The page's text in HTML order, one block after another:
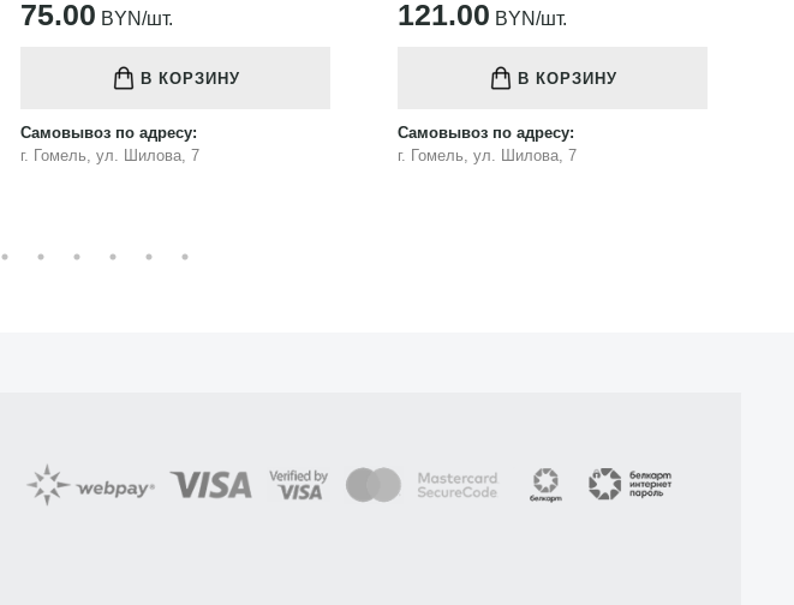
75.00 BYN/шт.
В КОРЗИНУ
Самовывоз по адресу:
г. Гомель, ул. Шилова, 7
121.00 BYN/шт.
В КОРЗИНУ
Самовывоз по адресу:
г. Гомель, ул. Шилова, 7